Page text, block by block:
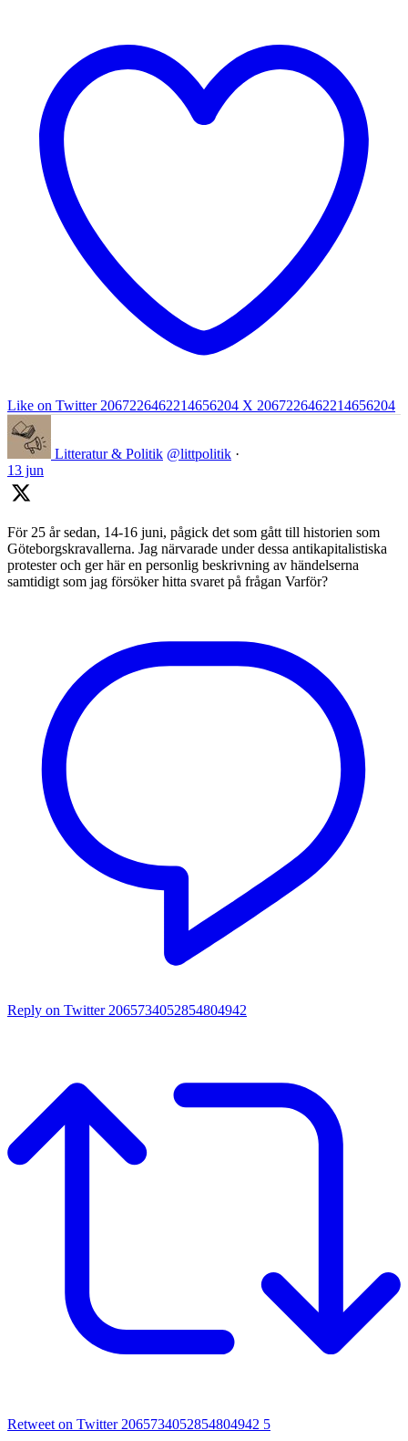
Like on Twitter 2067226462214656204 X 2067226462214656204
Litteratur & Politik @littpolitik ·
13 jun
För 25 år sedan, 14-16 juni, pågick det som gått till historien som
Göteborgskravallerna. Jag närvarade under dessa antikapitalistiska
protester och ger här en personlig beskrivning av händelserna
samtidigt som jag försöker hitta svaret på frågan Varför?
Reply on Twitter 2065734052854804942
Retweet on Twitter 2065734052854804942 5